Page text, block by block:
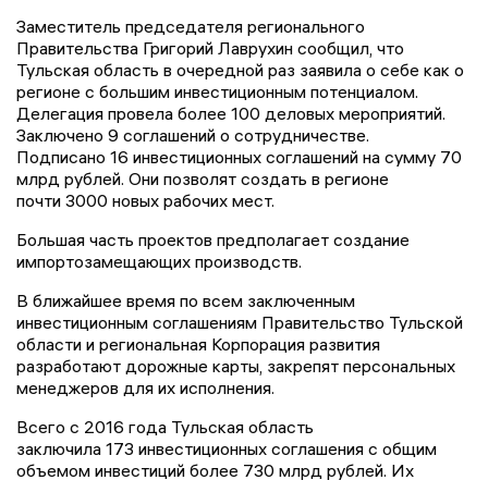
Заместитель председателя регионального
Правительства Григорий Лаврухин сообщил, что
Тульская область в очередной раз заявила о себе как о
регионе с большим инвестиционным потенциалом.
Делегация провела более 100 деловых мероприятий.
Заключено 9 соглашений о сотрудничестве.
Подписано 16 инвестиционных соглашений на сумму 70
млрд рублей. Они позволят создать в регионе
почти 3000 новых рабочих мест.
Большая часть проектов предполагает создание
импортозамещающих производств.
В ближайшее время по всем заключенным
инвестиционным соглашениям Правительство Тульской
области и региональная Корпорация развития
разработают дорожные карты, закрепят персональных
менеджеров для их исполнения.
Всего с 2016 года Тульская область
заключила 173 инвестиционных соглашения с общим
объемом инвестиций более 730 млрд рублей. Их